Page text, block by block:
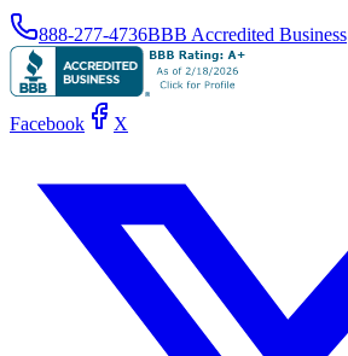
888-277-4736BBB Accredited Business
Facebook X